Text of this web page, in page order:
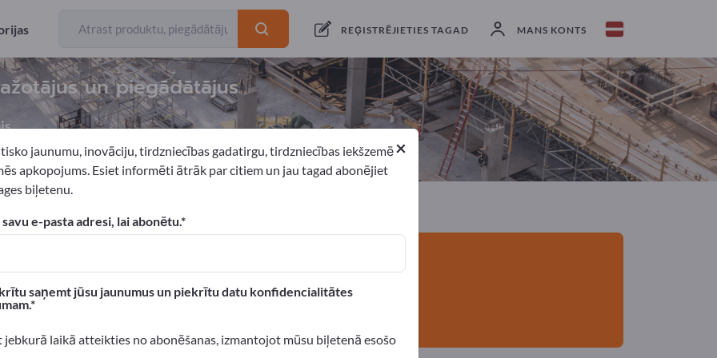
REĢISTRĒJIETIES TAGAD MANS KONTS
un piegādātājus
eksportētāji 9 Ražotājs
Durvju elementi
kontakti >> sāciet šeit
produktus Exportpages.
>> publicējiet šeit
×
jaunumu, inovāciju, tirdzniecības gadatirgu, tirdzniecības iekšzemē
apkopojums. Esiet informēti ātrāk par citiem un jau tagad abonējiet
biļetenu.
e-pasta adresi, lai abonētu.
saņemt jūsu jaunumus un piekrītu datu konfidencialitātes
jebkurā laikā atteikties no abonēšanas, izmantojot mūsu biļetenā esošo